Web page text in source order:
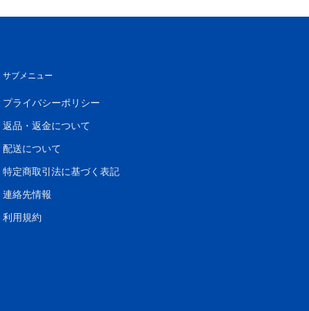
サブメニュー
プライバシーポリシー
返品・返金について
配送について
特定商取引法に基づく表記
連絡先情報
利用規約